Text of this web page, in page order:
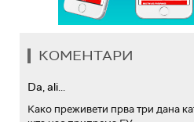
КОМЕНТАРИ
Da, ali...
Како преживети прва три дана